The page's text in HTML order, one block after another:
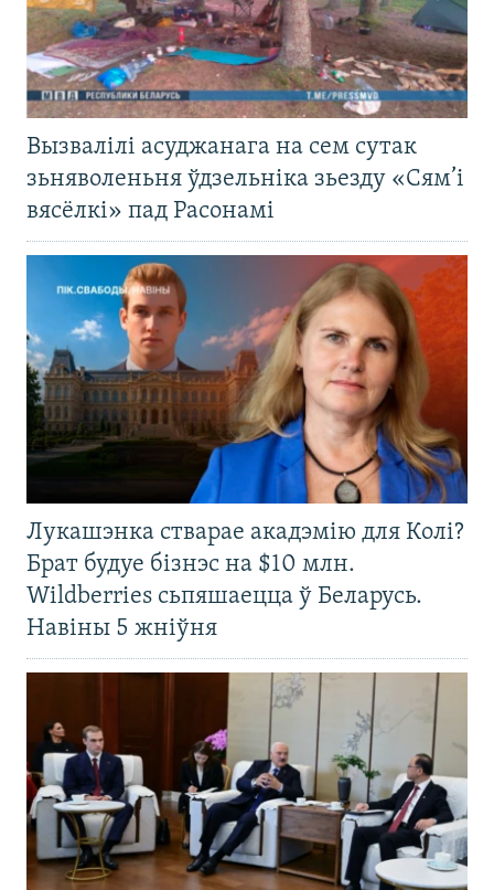
Вызвалілі асуджанага на сем сутак
зьняволеньня ўдзельніка зьезду «Сям’і
вясёлкі» пад Расонамі
Лукашэнка стварае акадэмію для Колі?
Брат будуе бізнэс на $10 млн.
Wildberries сьпяшаецца ў Беларусь.
Навіны 5 жніўня